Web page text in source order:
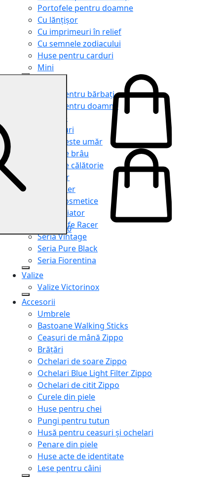
Portofele pentru doamne
Cu lănțișor
Cu imprimeuri în relief
Cu semnele zodiacului
Huse pentru carduri
Mini
Genți pentru bărbați
Genți pentru doamne
Serviete
Rucsacuri
Genți peste umăr
Genți de brâu
Genți de călătorie
Shopper
Organiser
Truse cosmetice
Seria Aviator
Seria Cafe Racer
Seria Vintage
Seria Pure Black
Seria Fiorentina
Valize
Valize Victorinox
Accesorii
Umbrele
Bastoane Walking Sticks
Ceasuri de mână Zippo
Brățări
Ochelari de soare Zippo
Ochelari Blue Light Filter Zippo
Ochelari de citit Zippo
Curele din piele
Huse pentru chei
Pungi pentru tutun
Husă pentru ceasuri și ochelari
Penare din piele
Huse acte de identitate
Lese pentru câini
0